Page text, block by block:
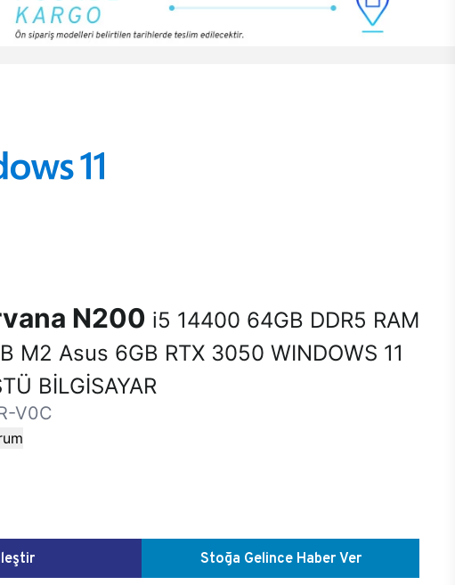
N200 i5 14400 64GB DDR5 RAM
M2 Asus 6GB RTX 3050 WINDOWS 11
BİLGİSAYAR
V0C
Stoğa Gelince Haber Ver